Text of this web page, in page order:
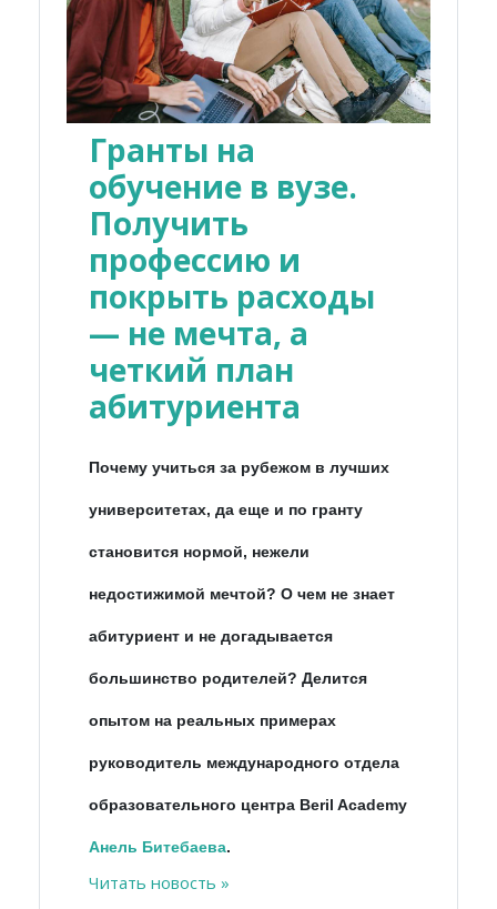
Гранты на
обучение в вузе.
Получить
профессию и
покрыть расходы
— не мечта, а
четкий план
абитуриента
Почему учиться за рубежом в лучших
университетах, да еще и по гранту
становится нормой, нежели
недостижимой мечтой? О чем не знает
абитуриент и не догадывается
большинство родителей? Делится
опытом на реальных примерах
руководитель международного отдела
образовательного центра Beril Academy
Анель Битебаева.
Читать новость »